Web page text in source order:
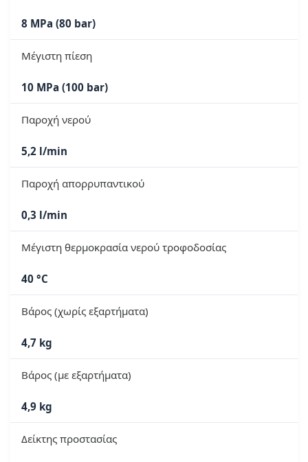
8 MPa (80 bar)
Μέγιστη πίεση
10 MPa (100 bar)
Παροχή νερού
5,2 l/min
Παροχή απορρυπαντικού
0,3 l/min
Μέγιστη θερμοκρασία νερού τροφοδοσίας
40 °C
Βάρος (χωρίς εξαρτήματα)
4,7 kg
Βάρος (με εξαρτήματα)
4,9 kg
Δείκτης προστασίας